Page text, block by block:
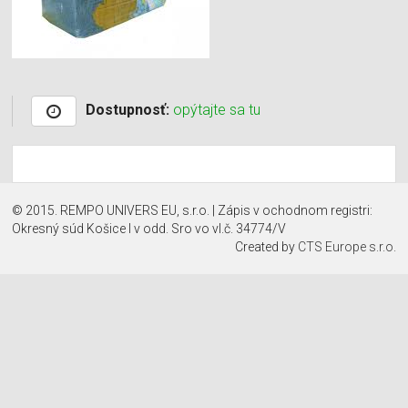
Dostupnosť: opýtajte sa tu
© 2015. REMPO UNIVERS EU, s.r.o. | Zápis v ochodnom registri:
Okresný súd Košice I v odd. Sro vo vl.č. 34774/V
Created by CTS Europe s.r.o.